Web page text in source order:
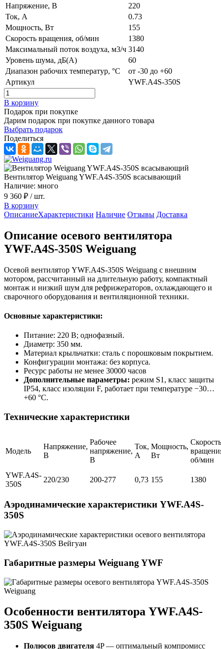
Напряжение, В
220
Ток, А
0.73
Мощность, Вт
155
Скорость вращения, об/мин
1380
Максимальный поток воздуха, м3/ч 3140
Уровень шума, дБ(А)
60
Диапазон рабочих температур, °C
от -30 до +60
Артикул
YWF.A4S-350S
В корзину
Подарок при покупке
Дарим подарок при покупке данного товара
Выбрать подарок
Поделиться
Вентилятор Weiguang YWF.A4S-350S всасывающий
Наличие: много
9 360 ₽ / шт.
В корзину
ОписаниеХарактеристики Наличие Отзывы Доставка
Описание осевого вентилятора
YWF.A4S-350S Weiguang
Осевой вентилятор YWF.A4S-350S Weiguang с внешним
мотором, рассчитанный на длительную работу, компактный
монтаж и низкий шум для рефрижераторов, охлаждающего и
сварочного оборудования и вентиляционной техники.
Основные характеристики:
Питание: 220 В; однофазный.
Диаметр: 350 мм.
Материал крыльчатки: сталь с порошковым покрытием.
Конфигурации монтажа: без корпуса.
Ресурс работы не менее 30000 часов
Дополнительные параметры: режим S1, класс защиты
IP54, класс изоляции F, работает при температуре −30…
+60 °C.
Технические характеристики
Модель
Напряжение,
В
Рабочее
напряжение,
В
Ток,
А
Мощность,
Вт
Скорость
об/мин
YWF.A4S-
350S
220/230 200-277 0,73 155 1380
Аэродинамические характеристики YWF.A4S-
350S
Габаритные размеры Weiguang YWF
Особенности вентилятора YWF.A4S-
350S Weiguang
Полюсов двигателя 4P — оптимальный компромисс